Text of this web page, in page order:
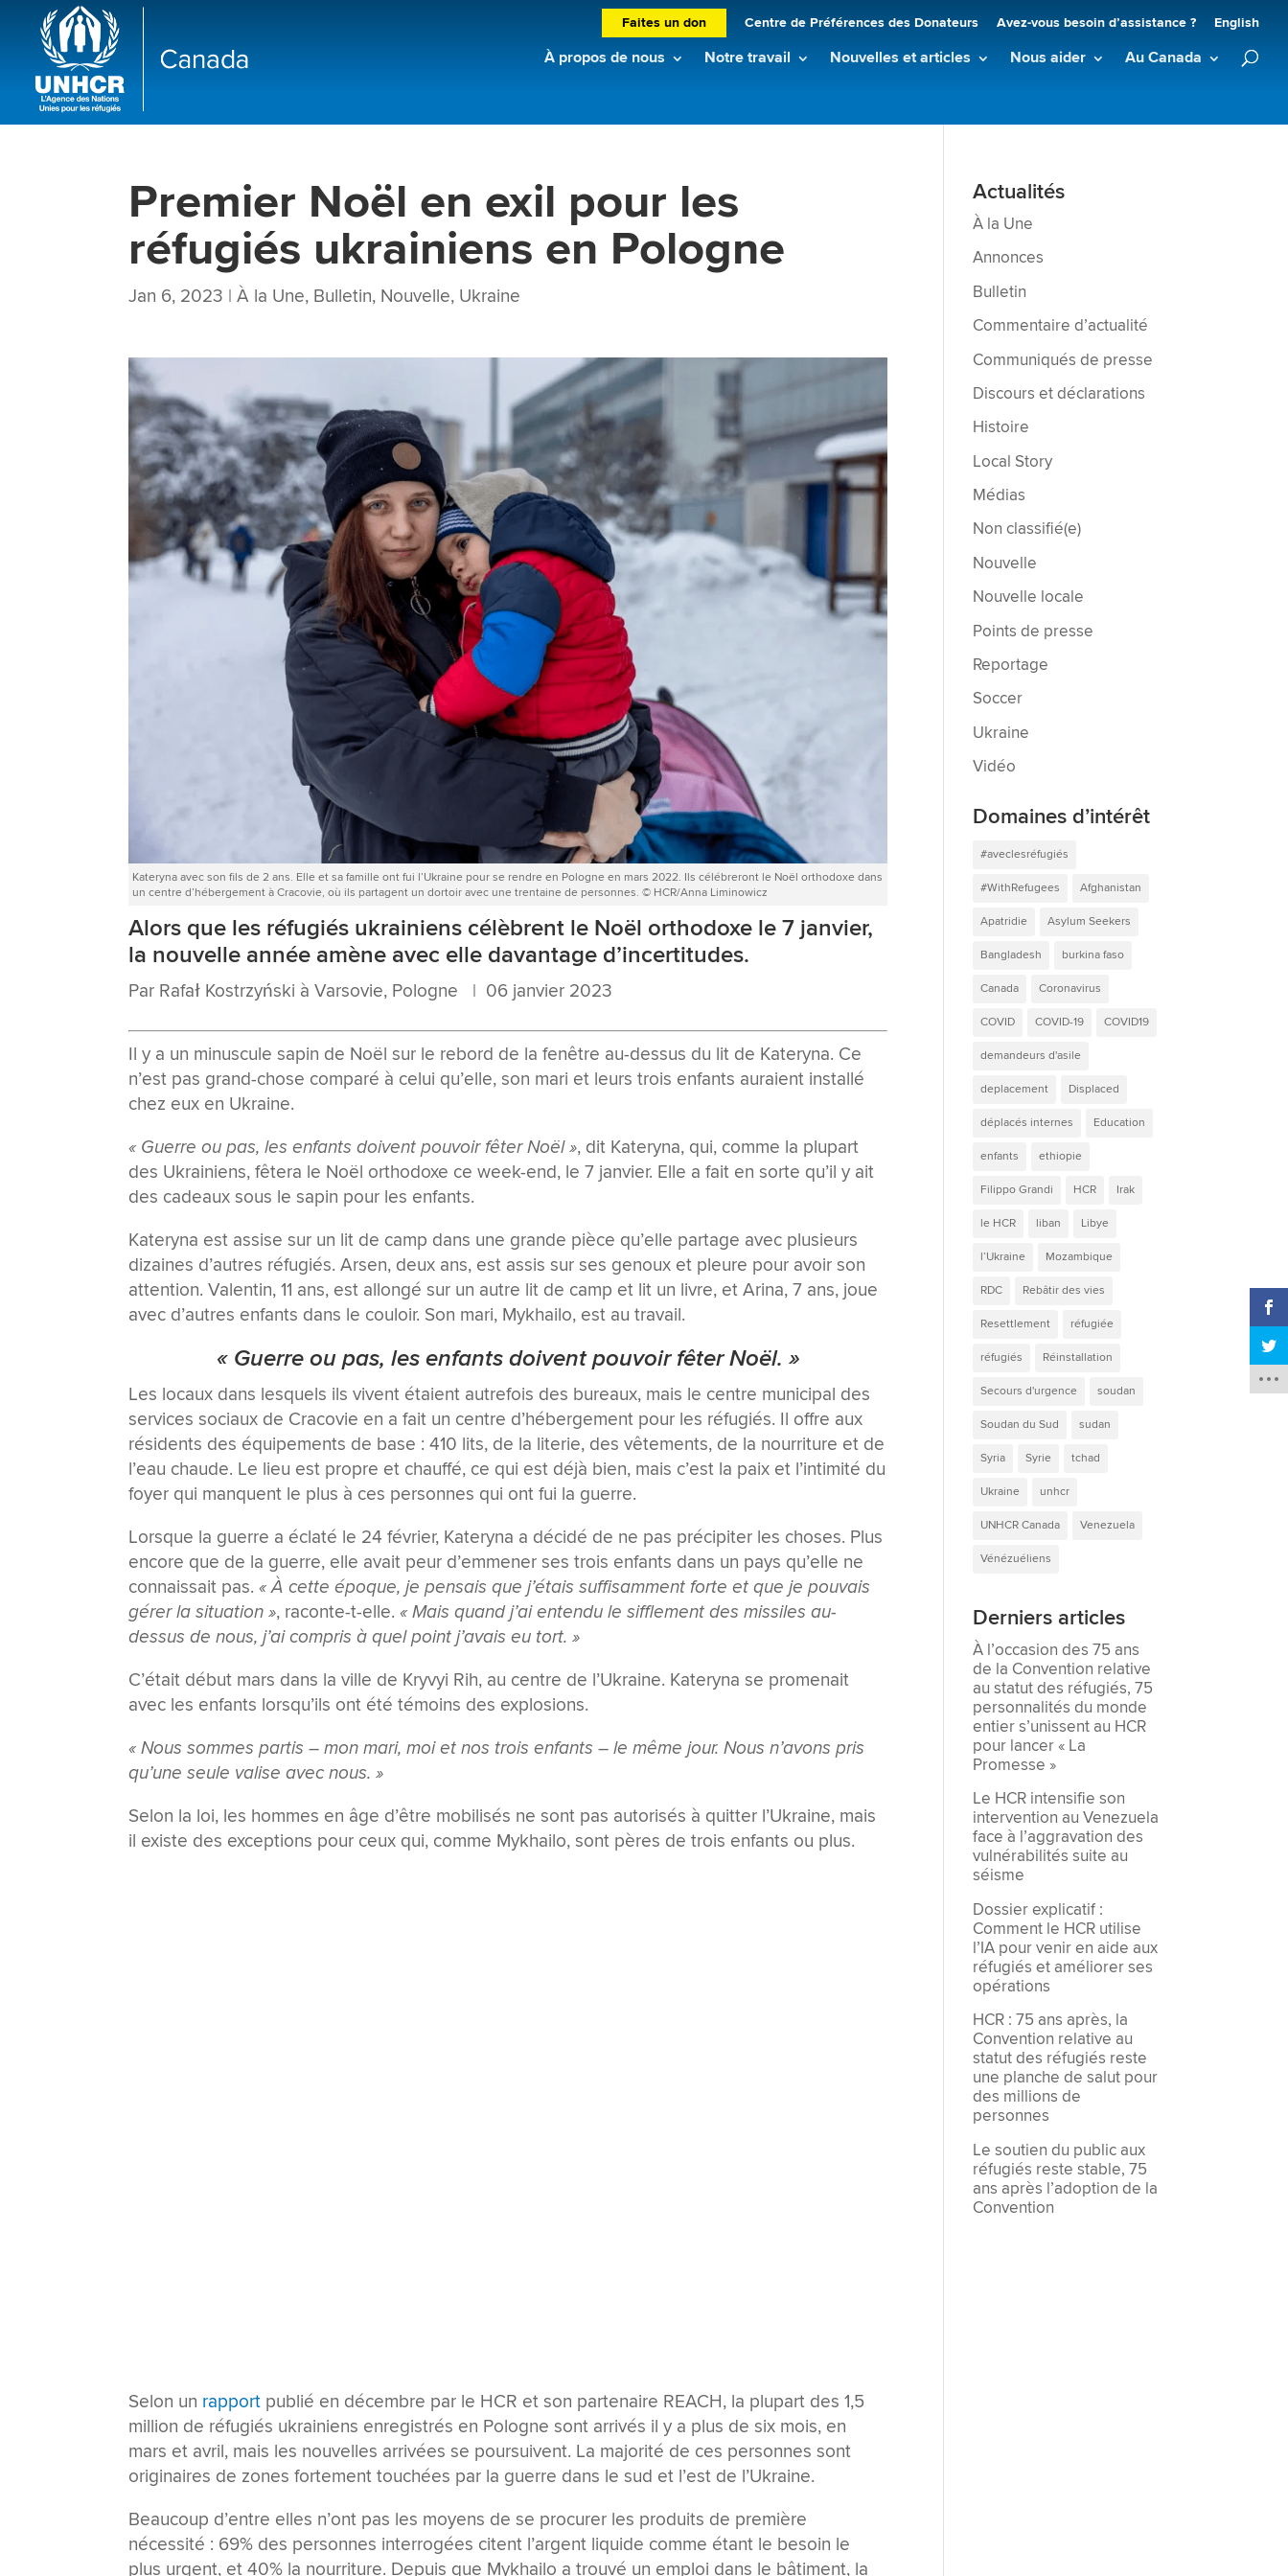
Faites un don Centre de Préférences des Donateurs Avez-vous besoin d’assistance ? English
À propos de nous Notre travail Nouvelles et articles Nous aider Au Canada
Premier Noël en exil pour les
réfugiés ukrainiens en Pologne
Jan 6, 2023 |À la Une, Bulletin, Nouvelle, Ukraine
Kateryna avec son fils de 2 ans. Elle et sa famille ont fui l’Ukraine pour se rendre en Pologne en mars 2022. Ils célébreront le Noël orthodoxe dans
un centre d’hébergement à Cracovie, où ils partagent un dortoir avec une trentaine de personnes. © HCR/Anna Liminowicz
Alors que les réfugiés ukrainiens célèbrent le Noël orthodoxe le 7 janvier,
la nouvelle année amène avec elle davantage d’incertitudes.
Par Rafał Kostrzyński à Varsovie, Pologne | 06 janvier 2023
Il y a un minuscule sapin de Noël sur le rebord de la fenêtre au-dessus du lit de Kateryna. Ce
n’est pas grand-chose comparé à celui qu’elle, son mari et leurs trois enfants auraient installé
chez eux en Ukraine.
« Guerre ou pas, les enfants doivent pouvoir fêter Noël », dit Kateryna, qui, comme la plupart
des Ukrainiens, fêtera le Noël orthodoxe ce week-end, le 7 janvier. Elle a fait en sorte qu’il y ait
des cadeaux sous le sapin pour les enfants.
Kateryna est assise sur un lit de camp dans une grande pièce qu’elle partage avec plusieurs
dizaines d’autres réfugiés. Arsen, deux ans, est assis sur ses genoux et pleure pour avoir son
attention. Valentin, 11 ans, est allongé sur un autre lit de camp et lit un livre, et Arina, 7 ans, joue
avec d’autres enfants dans le couloir. Son mari, Mykhailo, est au travail.
« Guerre ou pas, les enfants doivent pouvoir fêter Noël. »
Les locaux dans lesquels ils vivent étaient autrefois des bureaux, mais le centre municipal des
services sociaux de Cracovie en a fait un centre d’hébergement pour les réfugiés. Il offre aux
résidents des équipements de base : 410 lits, de la literie, des vêtements, de la nourriture et de
l’eau chaude. Le lieu est propre et chauffé, ce qui est déjà bien, mais c’est la paix et l’intimité du
foyer qui manquent le plus à ces personnes qui ont fui la guerre.
Lorsque la guerre a éclaté le 24 février, Kateryna a décidé de ne pas précipiter les choses. Plus
encore que de la guerre, elle avait peur d’emmener ses trois enfants dans un pays qu’elle ne
connaissait pas.« À cette époque, je pensais que j’étais suffisamment forte et que je pouvais
gérer la situation », raconte-t-elle.« Mais quand j’ai entendu le sifflement des missiles au-
dessus de nous, j’ai compris à quel point j’avais eu tort. »
C’était début mars dans la ville de Kryvyi Rih, au centre de l’Ukraine. Kateryna se promenait
avec les enfants lorsqu’ils ont été témoins des explosions.
« Nous sommes partis – mon mari, moi et nos trois enfants – le même jour. Nous n’avons pris
qu’une seule valise avec nous. »
Selon la loi, les hommes en âge d’être mobilisés ne sont pas autorisés à quitter l’Ukraine, mais
il existe des exceptions pour ceux qui, comme Mykhailo, sont pères de trois enfants ou plus.
Selon un rapport publié en décembre par le HCR et son partenaire REACH, la plupart des 1,5
million de réfugiés ukrainiens enregistrés en Pologne sont arrivés il y a plus de six mois, en
mars et avril, mais les nouvelles arrivées se poursuivent. La majorité de ces personnes sont
originaires de zones fortement touchées par la guerre dans le sud et l’est de l’Ukraine.
Beaucoup d’entre elles n’ont pas les moyens de se procurer les produits de première
nécessité : 69% des personnes interrogées citent l’argent liquide comme étant le besoin le
plus urgent, et 40% la nourriture. Depuis que Mykhailo a trouvé un emploi dans le bâtiment, la
Actualités
À la Une
Annonces
Bulletin
Commentaire d’actualité
Communiqués de presse
Discours et déclarations
Histoire
Local Story
Médias
Non classifié(e)
Nouvelle
Nouvelle locale
Points de presse
Reportage
Soccer
Ukraine
Vidéo
Domaines d’intérêt
#aveclesréfugiés
#WithRefugees Afghanistan
Apatridie Asylum Seekers
Bangladesh burkina faso
Canada Coronavirus
COVID COVID-19 COVID19
demandeurs d'asile
deplacement Displaced
déplacés internes Education
enfants ethiopie
Filippo Grandi HCR Irak
le HCR liban Libye
l’Ukraine Mozambique
RDC Rebâtir des vies
Resettlement réfugiée
réfugiés Réinstallation
Secours d'urgence soudan
Soudan du Sud sudan
Syria Syrie tchad
Ukraine unhcr
UNHCR Canada Venezuela
Vénézuéliens
Derniers articles
À l’occasion des 75 ans
de la Convention relative
au statut des réfugiés, 75
personnalités du monde
entier s’unissent au HCR
pour lancer « La
Promesse »
Le HCR intensifie son
intervention au Venezuela
face à l’aggravation des
vulnérabilités suite au
séisme
Dossier explicatif :
Comment le HCR utilise
l’IA pour venir en aide aux
réfugiés et améliorer ses
opérations
HCR : 75 ans après, la
Convention relative au
statut des réfugiés reste
une planche de salut pour
des millions de
personnes
Le soutien du public aux
réfugiés reste stable, 75
ans après l’adoption de la
Convention